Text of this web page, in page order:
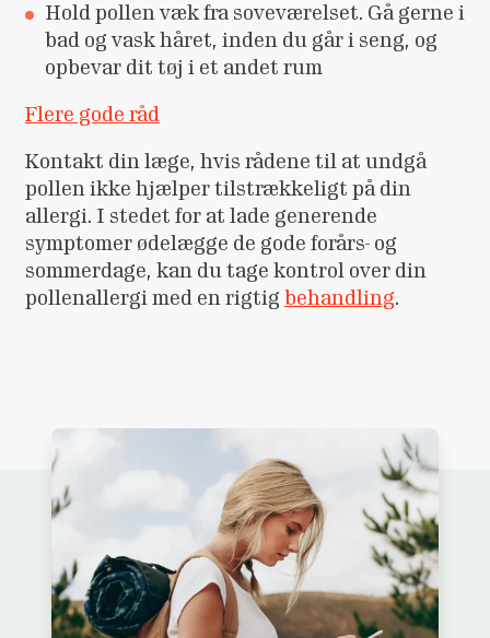
Hold pollen væk fra soveværelset. Gå gerne i
bad og vask håret, inden du går i seng, og
opbevar dit tøj i et andet rum
Flere gode råd
Kontakt din læge, hvis rådene til at undgå
pollen ikke hjælper tilstrækkeligt på din
allergi. I stedet for at lade generende
symptomer ødelægge de gode forårs- og
sommerdage, kan du tage kontrol over din
pollenallergi med en rigtig behandling.